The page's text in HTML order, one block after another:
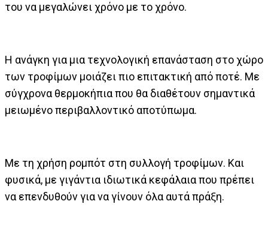
του να μεγαλώνει χρόνο με το χρόνο.
Η ανάγκη για μια τεχνολογική επανάσταση στο χώρο
των τροφίμων μοιάζει πιο επιτακτική από ποτέ. Με
σύγχρονα θερμοκήπια που θα διαθέτουν σημαντικά
μειωμένο περιβαλλοντικό αποτύπωμα.
Με τη χρήση ρομπότ στη συλλογή τροφίμων. Και
φυσικά, με γιγάντια ιδιωτικά κεφάλαια που πρέπει
να επενδυθούν για να γίνουν όλα αυτά πράξη.